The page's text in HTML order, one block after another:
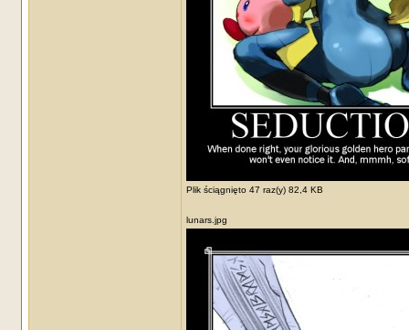
Plik ściągnięto 47 raz(y) 82,4 KB
lunars.jpg